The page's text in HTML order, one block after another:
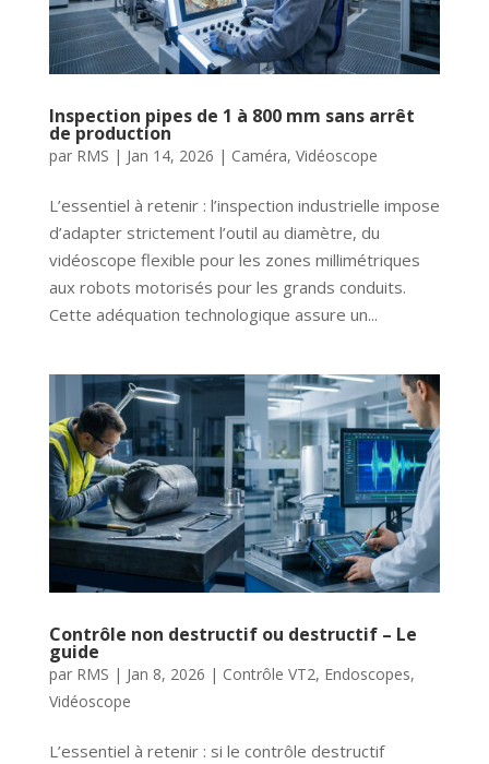
Inspection pipes de 1 à 800 mm sans arrêt
de production
par RMS | Jan 14, 2026 | Caméra, Vidéoscope
L’essentiel à retenir : l’inspection industrielle impose
d’adapter strictement l’outil au diamètre, du
vidéoscope flexible pour les zones millimétriques
aux robots motorisés pour les grands conduits.
Cette adéquation technologique assure un...
Contrôle non destructif ou destructif – Le
guide
par RMS | Jan 8, 2026 | Contrôle VT2, Endoscopes,
Vidéoscope
L’essentiel à retenir : si le contrôle destructif